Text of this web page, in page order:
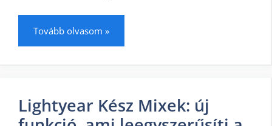
Tovább olvasom »
Lightyear Kész Mixek: új